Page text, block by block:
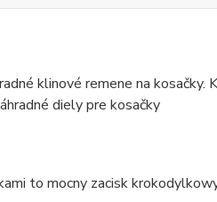
klinové remene na
diely pre kosačky
to mocny zacisk